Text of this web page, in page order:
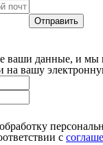
ваши данные, и мы
на вашу
с